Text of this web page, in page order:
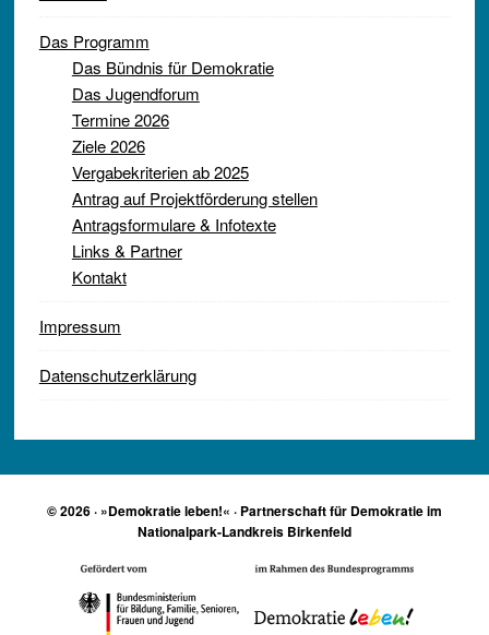
Das Programm
Das Bündnis für Demokratie
Das Jugendforum
Termine 2026
Ziele 2026
Vergabekriterien ab 2025
Antrag auf Projektförderung stellen
Antragsformulare & Infotexte
Links & Partner
Kontakt
Impressum
Datenschutzerklärung
© 2026 · »Demokratie leben!« · Partnerschaft für Demokratie im
Nationalpark-Landkreis Birkenfeld